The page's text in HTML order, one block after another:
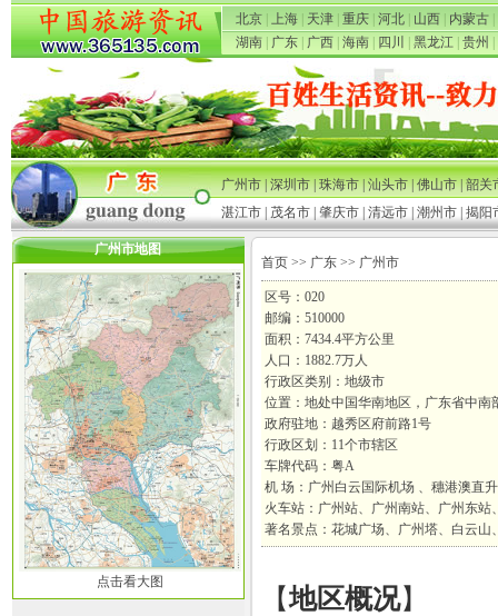
北京 上海 天津 重庆 河北 山西 内蒙古
湖南
广东 广西 海南 四川 黑龙江 贵州
广州市|深圳市|珠海市|汕头市|佛山市|韶关
湛江市
茂名市 肇庆市 清远市 潮州市 揭阳
广州市地图
点击看大图
首页>> 广东>> 广州市
区号：020
邮编：510000
面积：7434.4平方公里
人口：1882.7万人
行政区类别：地级市
位置：地处中国华南地区，广东省中南
政府驻地：越秀区府前路1号
行政区划：11个市辖区
车牌代码：粤A
机 场：广州白云国际机场 、穗港澳直
火车站：广州站、广州南站、广州东站
著名景点：花城广场、广州塔、白云
【地区概况】